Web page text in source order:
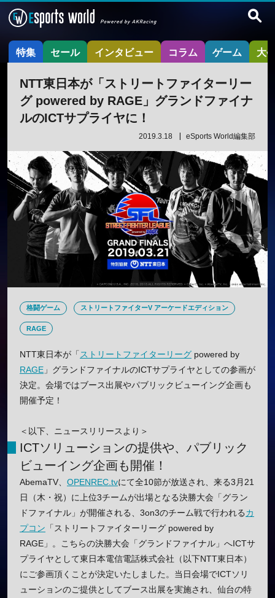
特集 セール インタビュー コラム ゲーム 大
NTT東日本が「ストリートファイターリー
グ powered by RAGE」グランドファイナ
ルのICTサプライヤに！
2019.3.18 eSports World編集部
格闘ゲーム ストリートファイターV アーケードエディション
RAGE
NTT東日本が「 ストリートファイターリーグ powered by
RAGE 」グランドファイナルのICTサプライヤとしての参画が
決定。会場ではブース出展やパブリックビューイング企画も
開催予定！
＜以下、ニュースリリースより＞
ICTソリューションの提供や、パブリック
ビューイング企画も開催！
AbemaTV、 OPENREC.tvにて全10節が放送され、来る3月21
日（木・祝）に上位3チームが出場となる決勝大会「グラン
ドファイナル」が開催される、3on3のチーム戦で行われるカ
プコン 「ストリートファイターリーグ powered by
RAGE」。こちらの決勝大会「グランドファイナル」へICTサ
プライヤとして東日本電信電話株式会社（以下NTT東日本）
にご参画頂くことが決定いたしました。当日会場でICTソリ
ューションのご提供としてブース出展を実施され、仙台の特